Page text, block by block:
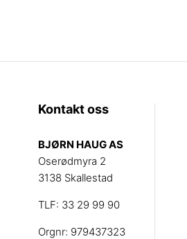
Kontakt oss
BJØRN HAUG AS
Oserødmyra 2
3138 Skallestad
TLF: 33 29 99 90
Orgnr: 979437323